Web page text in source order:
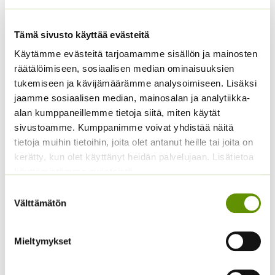
Tämä sivusto käyttää evästeitä
Käytämme evästeitä tarjoamamme sisällön ja mainosten
räätälöimiseen, sosiaalisen median ominaisuuksien
tukemiseen ja kävijämäärämme analysoimiseen. Lisäksi
jaamme sosiaalisen median, mainosalan ja analytiikka-
alan kumppaneillemme tietoja siitä, miten käytät
sivustoamme. Kumppanimme voivat yhdistää näitä
tietoja muihin tietoihin, joita olet antanut heille tai joita on
kerätty, kun olet käyttänyt heidän palvelujaan. Lisätietoa
valinta
Välttämätön
Mieltymykset
Kiinanasteri Fan Deep
Rose
2,90€ – 8,00€Hintaluokka:
Sisältää
Jättipoimulehti Thriller
3,50 € – 14,00 €Hintaluokka:
3,50 €
14,00 €
Sisältää
arvonlisäveron